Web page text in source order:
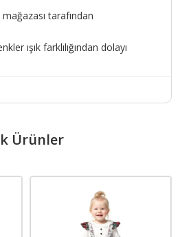
mağazası tarafından
ışık farklılığından dolayı
Ürünler